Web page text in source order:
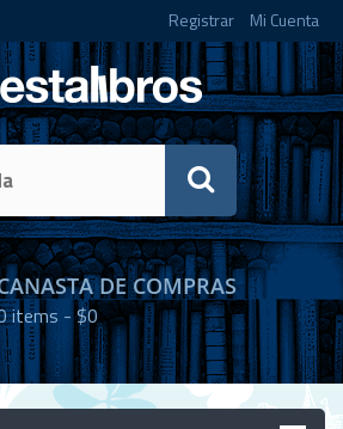
Registrar Mi Cuenta
DE COMPRAS
items -$0